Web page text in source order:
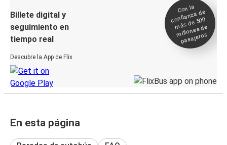
Billete digital y
seguimiento en
tiempo real
Descubre la App de Flix
Con la
confianza de
más de 500
millones de
pasajeros
En esta página